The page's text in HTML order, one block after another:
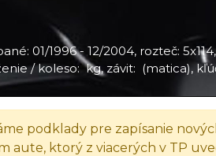
01/1996 - 12/2004, rozteč:
/ koleso: kg, závit: (matica),
podklady pre zapísanie
aute, ktorý z viacerých v TP